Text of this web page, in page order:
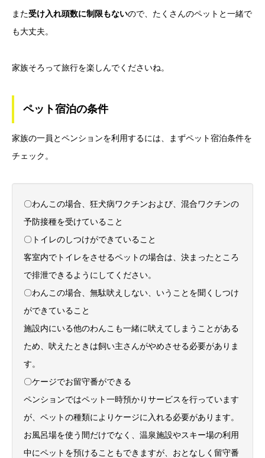
また受け入れ頭数に制限もないので、たくさんのペットと一緒で
も大丈夫。
家族そろって旅行を楽しんでくださいね。
ペット宿泊の条件
家族の一員とペンションを利用するには、まずペット宿泊条件を
チェック。
〇わんこの場合、狂犬病ワクチンおよび、混合ワクチンの
予防接種を受けていること
〇トイレのしつけができていること
客室内でトイレをさせるペットの場合は、決まったところ
で排泄できるようにしてください。
〇わんこの場合、無駄吠えしない、いうことを聞くしつけ
ができていること
施設内にいる他のわんこも一緒に吠えてしまうことがある
ため、吠えたときは飼い主さんがやめさせる必要がありま
す。
〇ケージでお留守番ができる
ペンションではペット一時預かりサービスを行っています
が、ペットの種類によりケージに入れる必要があります。
お風呂場を使う間だけでなく、温泉施設やスキー場の利用
中にペットを預けることもできますが、おとなしく留守番